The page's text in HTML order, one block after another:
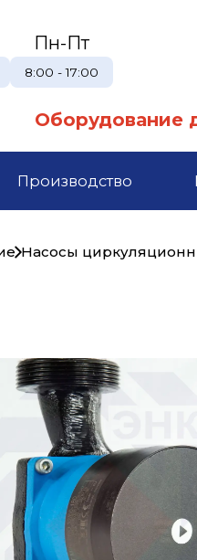
Пн-Пт
8:00 - 17:00
Оборудование
Производство
Насосы